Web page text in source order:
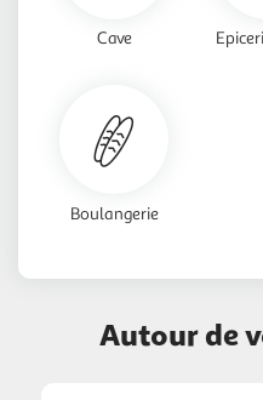
Cave
Boulangerie
Autour de